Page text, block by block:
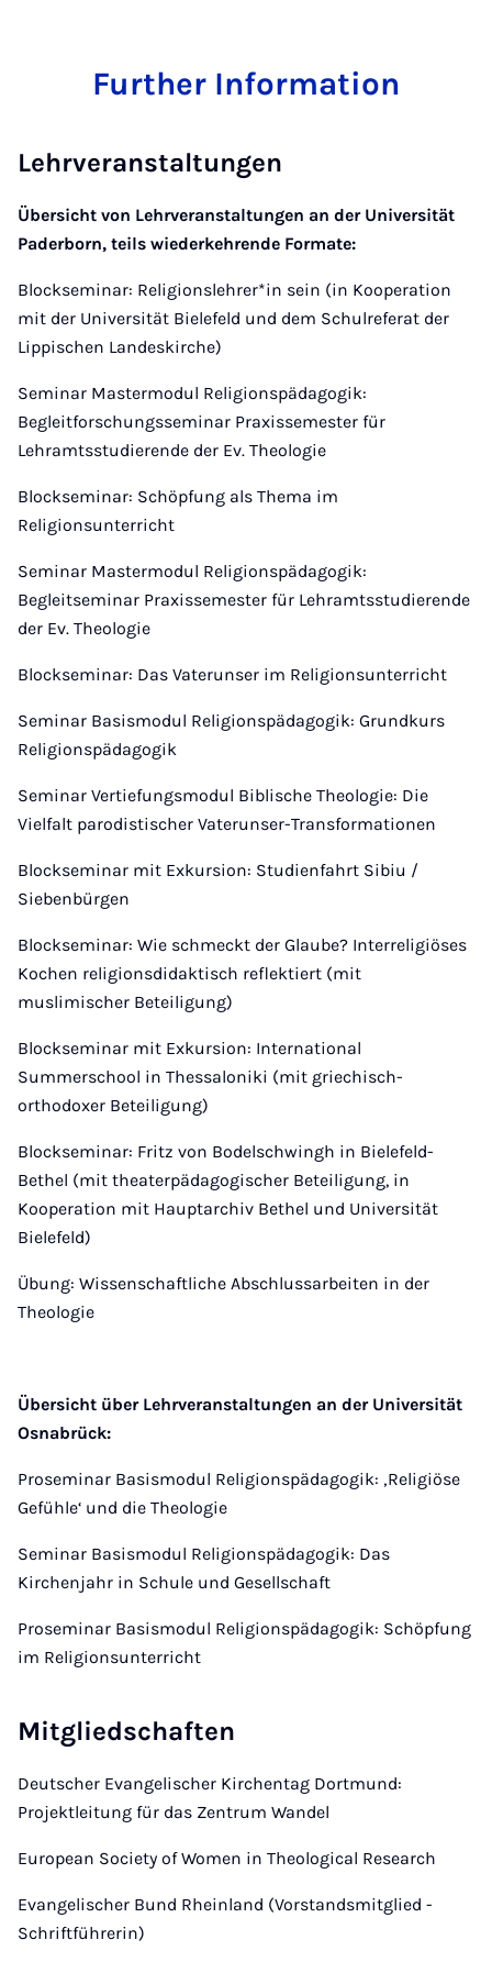
Further Information
Lehrveranstaltungen
Übersicht von Lehrveranstaltungen an der Universität
Paderborn, teils wiederkehrende Formate:
Blockseminar: Religionslehrer*in sein (in Kooperation
mit der Universität Bielefeld und dem Schulreferat der
Lippischen Landeskirche)
Seminar Mastermodul Religionspädagogik:
Begleitforschungsseminar Praxissemester für
Lehramtsstudierende der Ev. Theologie
Blockseminar: Schöpfung als Thema im
Religionsunterricht
Seminar Mastermodul Religionspädagogik:
Begleitseminar Praxissemester für Lehramtsstudierende
der Ev. Theologie
Blockseminar: Das Vaterunser im Religionsunterricht
Seminar Basismodul Religionspädagogik: Grundkurs
Religionspädagogik
Seminar Vertiefungsmodul Biblische Theologie: Die
Vielfalt parodistischer Vaterunser-Transformationen
Blockseminar mit Exkursion: Studienfahrt Sibiu /
Siebenbürgen
Blockseminar: Wie schmeckt der Glaube? Interreligiöses
Kochen religionsdidaktisch reflektiert (mit
muslimischer Beteiligung)
Blockseminar mit Exkursion: International
Summerschool in Thessaloniki (mit griechisch-
orthodoxer Beteiligung)
Blockseminar: Fritz von Bodelschwingh in Bielefeld-
Bethel (mit theaterpädagogischer Beteiligung, in
Kooperation mit Hauptarchiv Bethel und Universität
Bielefeld)
Übung: Wissenschaftliche Abschlussarbeiten in der
Theologie
Übersicht über Lehrveranstaltungen an der Universität
Osnabrück:
Proseminar Basismodul Religionspädagogik: ‚Religiöse
Gefühle‘ und die Theologie
Seminar Basismodul Religionspädagogik: Das
Kirchenjahr in Schule und Gesellschaft
Proseminar Basismodul Religionspädagogik: Schöpfung
im Religionsunterricht
Mitgliedschaften
Deutscher Evangelischer Kirchentag Dortmund:
Projektleitung für das Zentrum Wandel
European Society of Women in Theological Research
Evangelischer Bund Rheinland (Vorstandsmitglied -
Schriftführerin)